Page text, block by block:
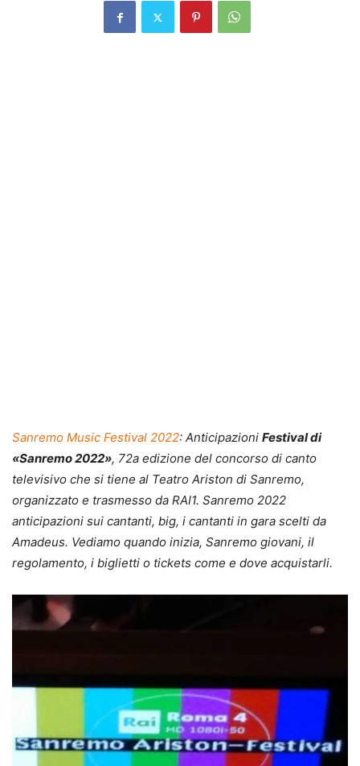
Sanremo Music Festival 2022: Anticipazioni Festival di
«Sanremo 2022», 72a edizione del concorso di canto
televisivo che si tiene al Teatro Ariston di Sanremo,
organizzato e trasmesso da RAI1. Sanremo 2022
anticipazioni sui cantanti, big, i cantanti in gara scelti da
Amadeus. Vediamo quando inizia, Sanremo giovani, il
regolamento, i biglietti o tickets come e dove acquistarli.